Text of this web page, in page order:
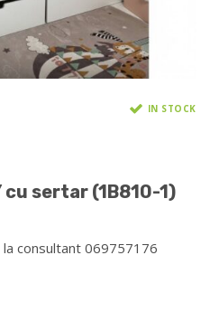
IN STOCK
cu sertar (1B810-1)
consultant 069757176